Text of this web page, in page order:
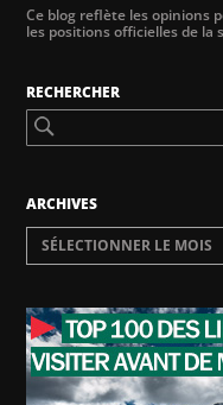
Ce blog reflète les opinions
les positions officielles de la
RECHERCHER
ARCHIVES
SÉLECTIONNER LE MOIS